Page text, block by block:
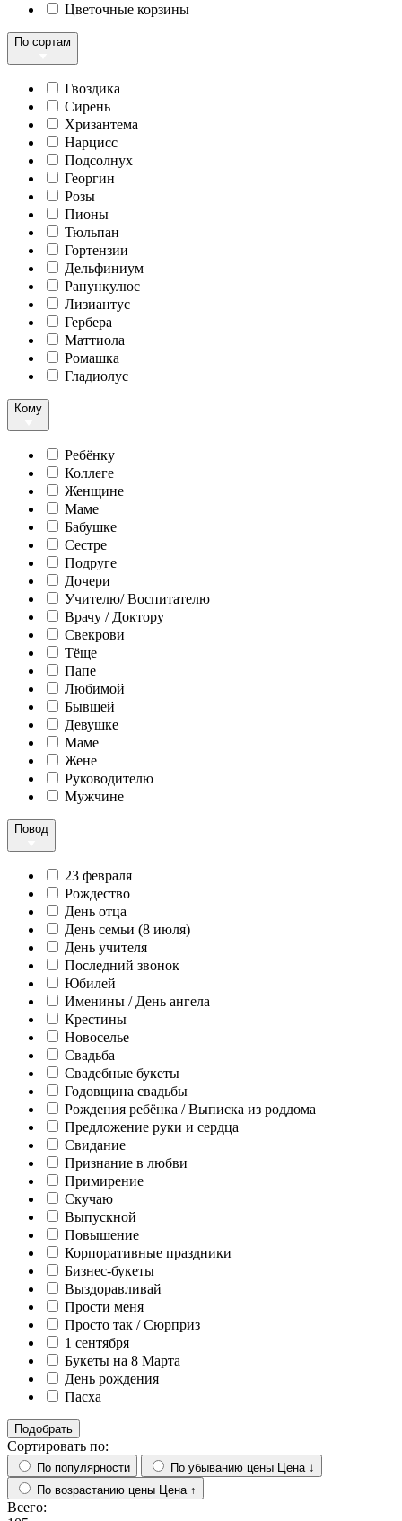
Цветочные корзины
По сортам
Гвоздика
Сирень
Хризантема
Нарцисс
Подсолнух
Георгин
Розы
Пионы
Тюльпан
Гортензии
Дельфиниум
Ранункулюс
Лизиантус
Гербера
Маттиола
Ромашка
Гладиолус
Кому
Ребёнку
Коллеге
Женщине
Маме
Бабушке
Сестре
Подруге
Дочери
Учителю/ Воспитателю
Врачу / Доктору
Свекрови
Тёще
Папе
Любимой
Бывшей
Девушке
Маме
Жене
Руководителю
Мужчине
Повод
23 февраля
Рождество
День отца
День семьи (8 июля)
День учителя
Последний звонок
Юбилей
Именины / День ангела
Крестины
Новоселье
Свадьба
Свадебные букеты
Годовщина свадьбы
Рождения ребёнка / Выписка из роддома
Предложение руки и сердца
Свидание
Признание в любви
Примирение
Скучаю
Выпускной
Повышение
Корпоративные праздники
Бизнес-букеты
Выздоравливай
Прости меня
Просто так / Сюрприз
1 сентября
Букеты на 8 Марта
День рождения
Пасха
Подобрать
Сортировать по:
По популярности По убыванию цены
Цена ↓
По возрастанию цены
Цена ↑
Всего: